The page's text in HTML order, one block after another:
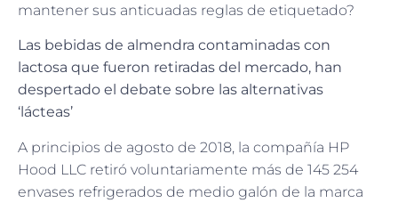
mantener sus anticuadas reglas de etiquetado?
Las bebidas de almendra contaminadas con
lactosa que fueron retiradas del mercado, han
despertado el debate sobre las alternativas
‘lácteas’
A principios de agosto de 2018, la compañía HP
Hood LLC retiró voluntariamente más de 145 254
envases refrigerados de medio galón de la marca